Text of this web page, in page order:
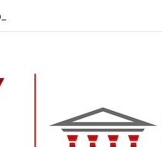
Masyarakat Munte Lebih